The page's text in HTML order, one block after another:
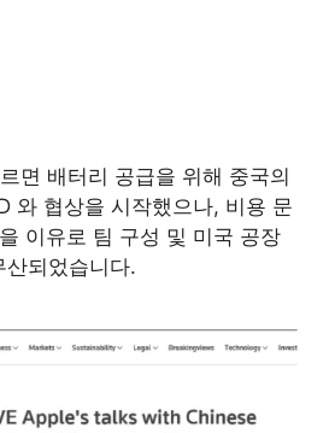
면 배터리 공급을 위해 중국의
와 협상을 시작했으나, 비용 문
이유로 팀 구성 및 미국 공장
산되었습니다.